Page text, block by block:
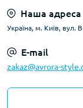
Наша адреса
Україна, м. Київ, вул.
E-mail
zakaz@avrora-